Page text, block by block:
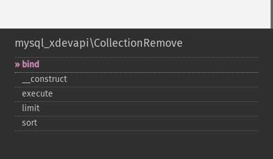
mysql_xdevapi\CollectionRemove
bind
_​_​construct
execute
limit
sort